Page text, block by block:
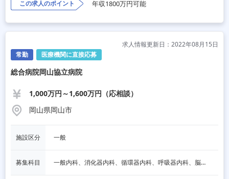
この求人のポイント 年収1800万円可能
常勤 医療機関に直接応募
求人情報更新日：2022年08月15日
総合病院岡山協立病院
1,000万円～1,600万円（応相談）
岡山県岡山市
施設区分 一般
募集科目 一般内科、消化器内科、循環器内科、呼吸器内科、脳神経内科、内分泌内科、老人内科、一般外科、脳神経外科、整形外科、リハビリテーション科、人工透析